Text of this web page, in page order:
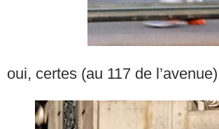
oui, certes (au 117 de